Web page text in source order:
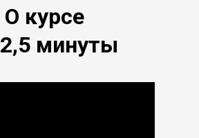
О курсе
минуты